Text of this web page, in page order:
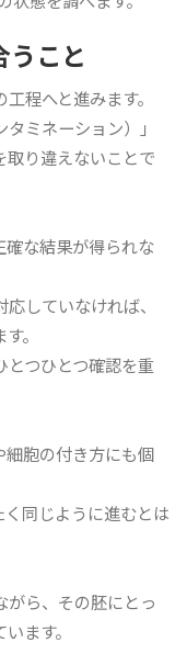
うこと
程へと進みます。
ミネーション）」
取り違えないことで
確な結果が得られな
していなければ、
。
とつひとつ確認を重
細胞の付き方にも個
同じように進むとは
がら、その胚にとっ
ます。